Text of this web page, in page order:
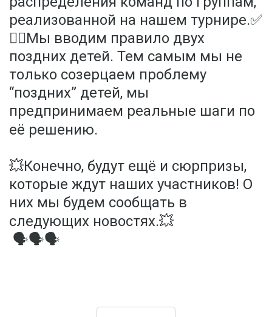
реализованной на нашем турнире.✅
✍🏻Мы вводим правило двух
поздних детей. Тем самым мы не
только созерцаем проблему
“поздних” детей, мы
предпринимаем реальные шаги по
её решению.
💥Конечно, будут ещё и сюрпризы,
которые ждут наших участников! О
них мы будем сообщать в
следующих новостях.💥
🗣🗣🗣